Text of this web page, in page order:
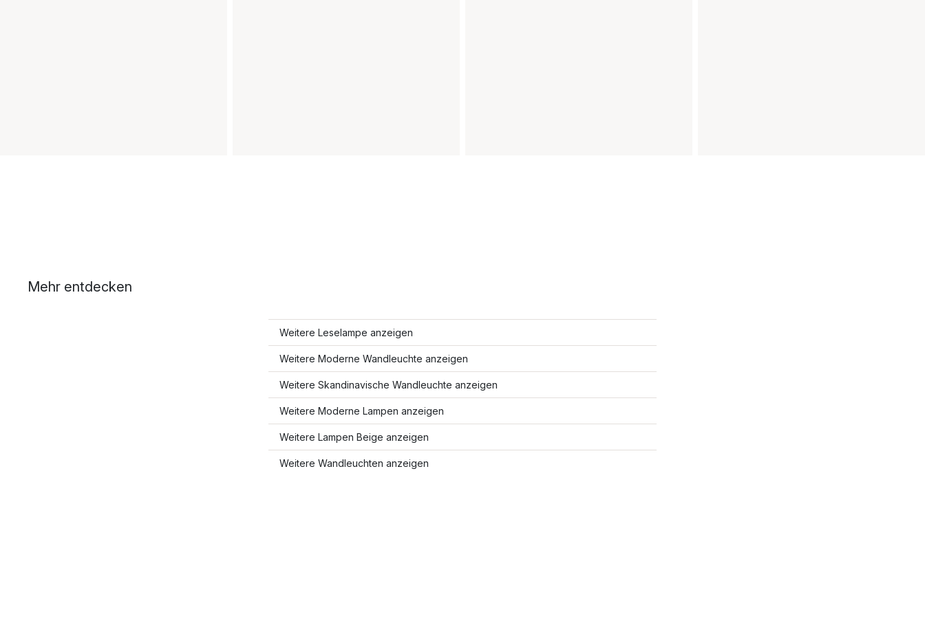
Mehr entdecken
Weitere Leselampe anzeigen
Weitere Moderne Wandleuchte anzeigen
Weitere Skandinavische Wandleuchte anzeigen
Weitere Moderne Lampen anzeigen
Weitere Lampen Beige anzeigen
Weitere Wandleuchten anzeigen